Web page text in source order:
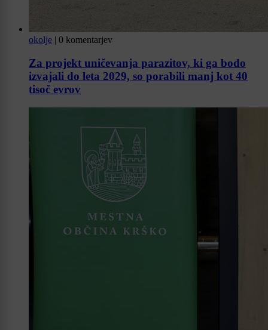
okolje | 0 komentarjev
Za projekt uničevanja parazitov, ki ga bodo
izvajali do leta 2029, so porabili manj kot 40
tisoč evrov